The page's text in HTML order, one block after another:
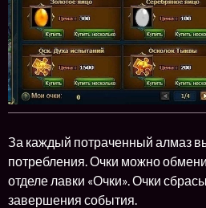
За каждый потраченный алмаз
потребления. Очки можно
отделе лавки «Очки». Очки
завершения события.